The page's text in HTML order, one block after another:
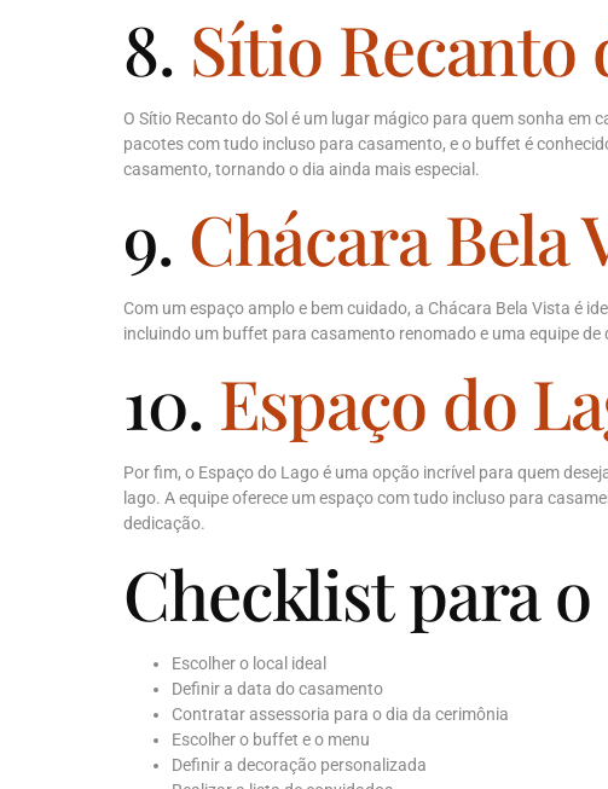
8. Sítio Recanto
O Sítio Recanto do Sol é um lugar mágico para quem sonha em
pacotes com tudo incluso para casamento, e o buffet é
casamento, tornando o dia ainda mais especial.
9. Chácara Bela
Com um espaço amplo e bem cuidado, a Chácara Bela Vista é
incluindo um buffet para casamento renomado e uma equipe
10. Espaço do
Por fim, o Espaço do Lago é uma opção incrível para quem
lago. A equipe oferece um espaço com tudo incluso para
dedicação.
Checklist para
Escolher o local ideal
Definir a data do casamento
Contratar assessoria para o dia da cerimônia
Escolher o buffet e o menu
Definir a decoração personalizada